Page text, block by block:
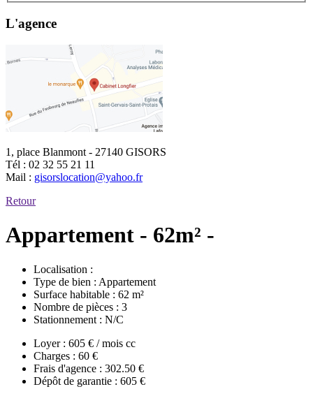
L'agence
1, place Blanmont - 27140 GISORS
Tél : 02 32 55 21 11
Mail : gisorslocation@yahoo.fr
Retour
Appartement - 62m² -
Localisation :
Type de bien : Appartement
Surface habitable : 62 m²
Nombre de pièces : 3
Stationnement : N/C
Loyer : 605 € / mois cc
Charges : 60 €
Frais d'agence : 302.50 €
Dépôt de garantie : 605 €